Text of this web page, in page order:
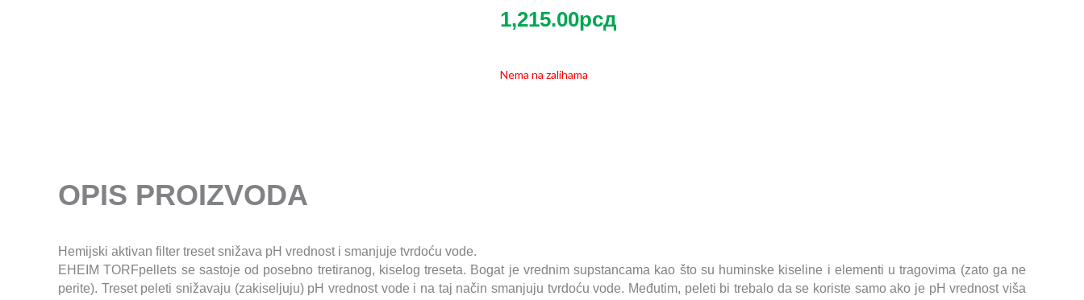
1,215.00рсд
Nema na zalihama
OPIS PROIZVODA
Hemijski aktivan filter treset snižava pH vrednost i smanjuje tvrdoću vode.
EHEIM TORFpellets se sastoje od posebno tretiranog, kiselog treseta. Bogat je vrednim supstancama kao što su huminske kiseline i elementi u tragovima (zato ga ne
perite). Treset peleti snižavaju (zakiseljuju) pH vrednost vode i na taj način smanjuju tvrdoću vode. Međutim, peleti bi trebalo da se koriste samo ako je pH vrednost viša